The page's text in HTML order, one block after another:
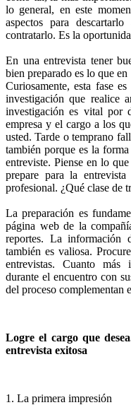
lo general, en este
aspectos para
contratarlo. Es la
En una entrevista tener
bien preparado es lo que
Curiosamente, esta fase
investigación que realice
investigación es vital por
empresa y el cargo a los
usted. Tarde o temprano
también porque es la
entreviste. Piense en lo
prepare para la
profesional. ¿Qué clase de
La preparación es
página web de la
reportes. La información
también es valiosa.
entrevistas. Cuanto más
durante el encuentro con
del proceso complementan
Logre el cargo que
entrevista exitosa
1. La primera impresión